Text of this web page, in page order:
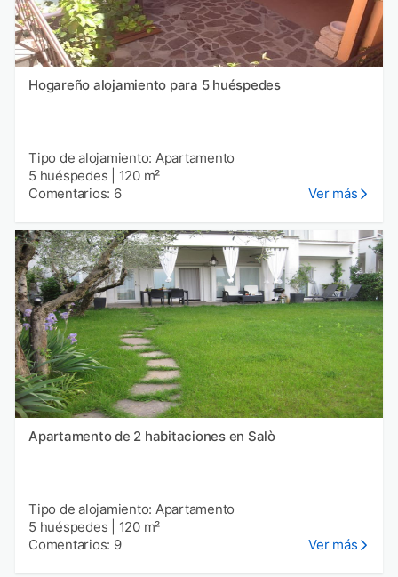
Hogareño alojamiento para 5 huéspedes
Tipo de alojamiento: Apartamento
5 huéspedes
120 m²
Comentarios: 6
Ver más
Apartamento de 2 habitaciones en Salò
Tipo de alojamiento: Apartamento
5 huéspedes
120 m²
Comentarios: 9
Ver más